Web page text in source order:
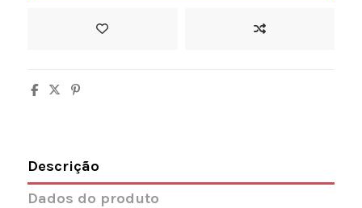
Descrição
Dados do produto